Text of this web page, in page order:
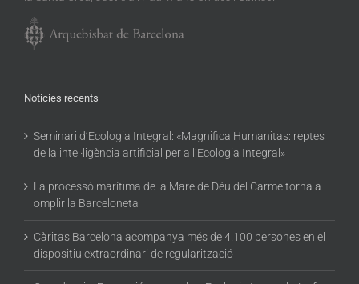
Noticies recents
Seminari d’Ecologia Integral: «Magnifica Humanitas: reptes
de la intel·ligència artificial per a l’Ecologia Integral»
La processó marítima de la Mare de Déu del Carme torna a
omplir la Barceloneta
Càritas Barcelona acompanya més de 4.100 persones en el
dispositiu extraordinari de regularització